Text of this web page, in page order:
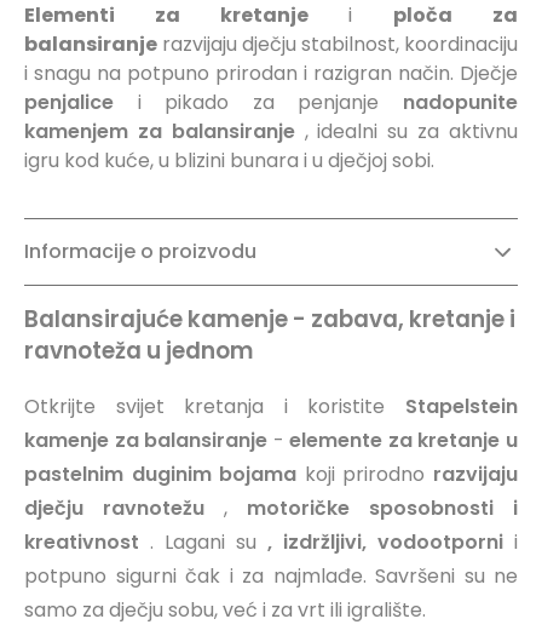
Elementi za kretanjei ploča za
balansiranje razvijaju dječju stabilnost, koordinaciju
i snagu na potpuno prirodan i razigran način. Dječje
penjalice i pikado za penjanje nadopunite
kamenjem za balansiranje, idealni su za aktivnu
igru kod kuće, u blizini bunara i u dječjoj sobi.
Informacije o proizvodu
Balansirajuće kamenje - zabava, kretanje i
ravnoteža u jednom
Otkrijte svijet kretanja i koristite Stapelstein
kamenje za balansiranje -elemente za kretanje u
pastelnim duginim bojama koji prirodno razvijaju
dječju ravnotežu , motoričke sposobnosti i
kreativnost . Lagani su , izdržljivi, vodootporni i
potpuno sigurni čak i za najmlađe. Savršeni su ne
samo za dječju sobu, već i za vrt ili igralište.